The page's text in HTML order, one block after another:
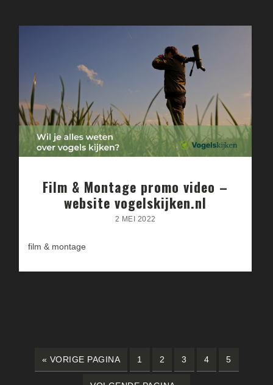
Film & Montage promo video –
website vogelskijken.nl
2 MEI 2022
film & montage
« GA
NAAR
VORIGE PAGINA PAGINA
1 PAGINA
2 PAGINA
3 PAGINA
4 PAGINA
5